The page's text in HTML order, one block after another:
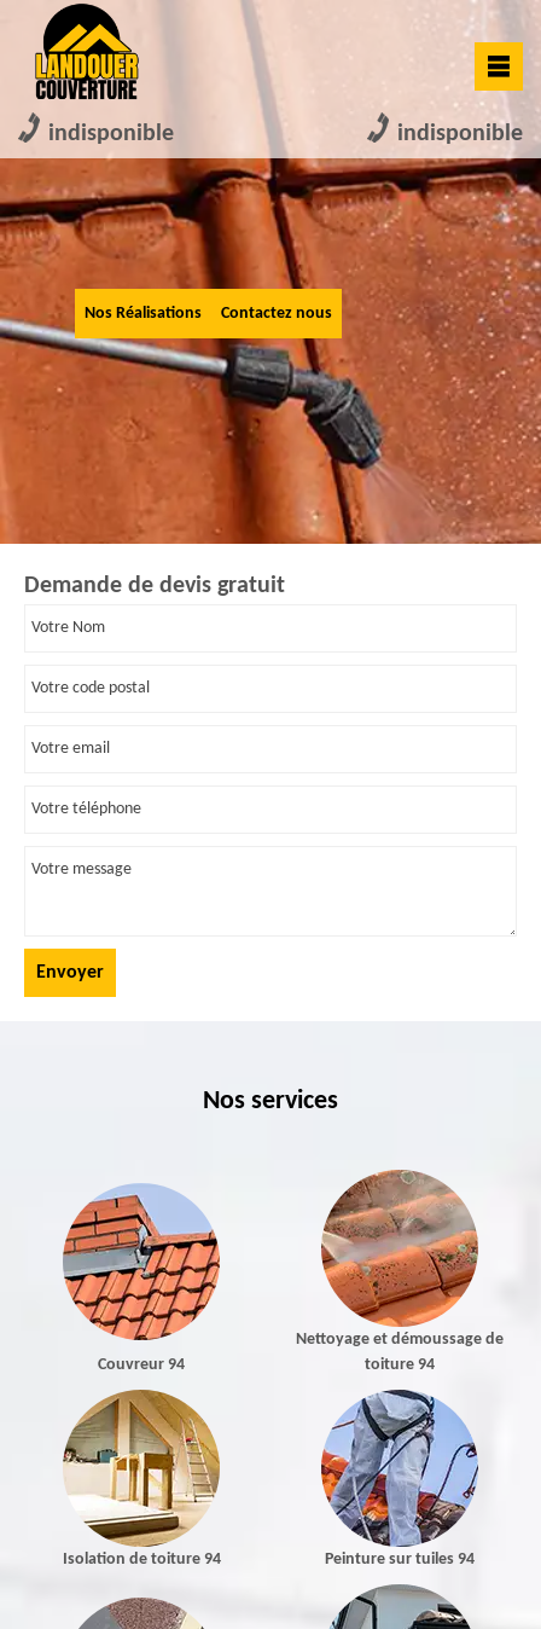
indisponible indisponible
Nos Réalisations Contactez nous
Demande de devis gratuit
Nos services
Couvreur 94
Nettoyage et démoussage de
toiture 94
Isolation de toiture 94 Peinture sur tuiles 94